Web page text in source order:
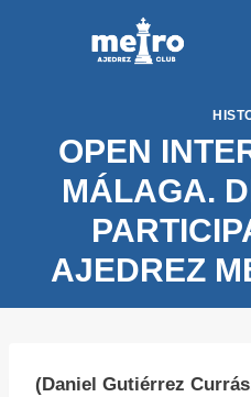
OPEN
MÁLAGA.
AJEDREZ
(Daniel Gutiérrez